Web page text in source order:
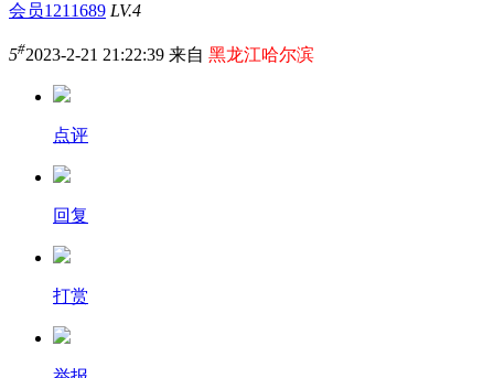
会员1211689 LV.4
5#2023-2-21 21:22:39 来自 黑龙江哈尔滨
点评
回复
打赏